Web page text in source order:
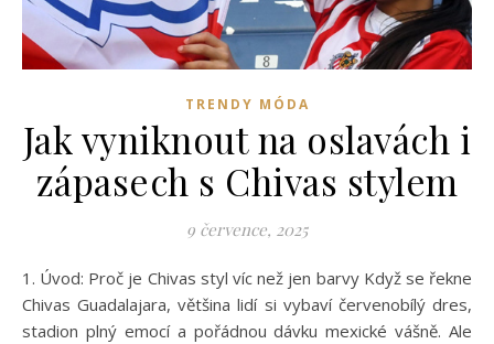
TRENDY MÓDA
Jak vyniknout na oslavách i
zápasech s Chivas stylem
9 července, 2025
1. Úvod: Proč je Chivas styl víc než jen barvy Když se řekne
Chivas Guadalajara, většina lidí si vybaví červenobílý dres,
stadion plný emocí a pořádnou dávku mexické vášně. Ale